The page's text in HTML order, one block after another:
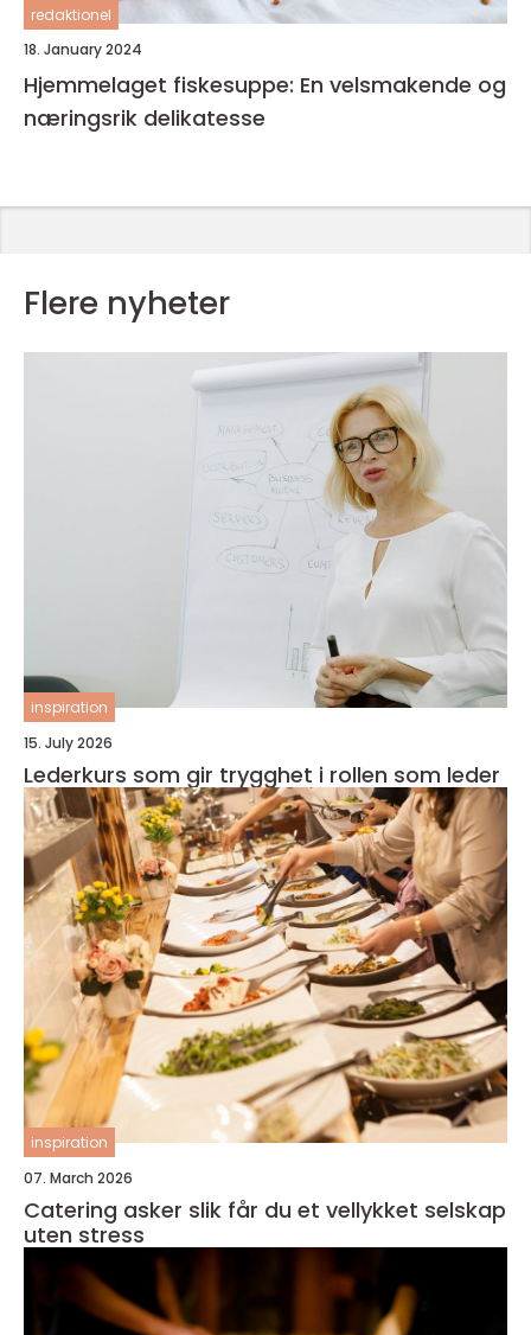
redaktionel
18. January 2024
Hjemmelaget fiskesuppe: En velsmakende og
næringsrik delikatesse
Flere nyheter
inspiration
15. July 2026
Lederkurs som gir trygghet i rollen som leder
inspiration
07. March 2026
Catering asker slik får du et vellykket selskap
uten stress